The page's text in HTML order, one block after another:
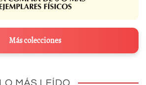
Más colecciones